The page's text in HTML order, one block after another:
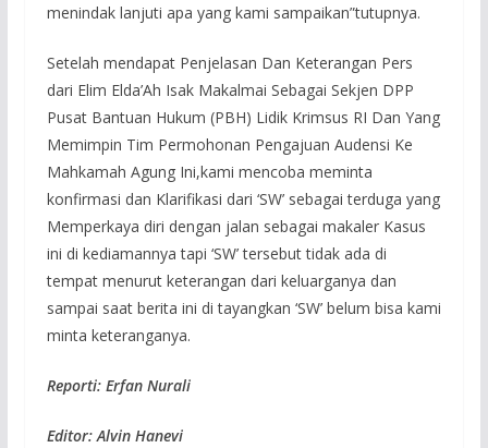
menindak lanjuti apa yang kami sampaikan”tutupnya.
Setelah mendapat Penjelasan Dan Keterangan Pers
dari Elim Elda’Ah Isak Makalmai Sebagai Sekjen DPP
Pusat Bantuan Hukum (PBH) Lidik Krimsus RI Dan Yang
Memimpin Tim Permohonan Pengajuan Audensi Ke
Mahkamah Agung Ini,kami mencoba meminta
konfirmasi dan Klarifikasi dari ‘SW’ sebagai terduga yang
Memperkaya diri dengan jalan sebagai makaler Kasus
ini di kediamannya tapi ‘SW’ tersebut tidak ada di
tempat menurut keterangan dari keluarganya dan
sampai saat berita ini di tayangkan ‘SW’ belum bisa kami
minta keteranganya.
Reporti: Erfan Nurali
Editor: Alvin Hanevi